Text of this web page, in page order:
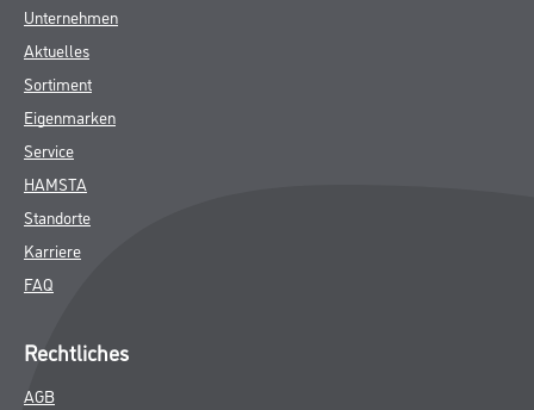
Unternehmen
Aktuelles
Sortiment
Eigenmarken
Service
HAMSTA
Standorte
Karriere
FAQ
Rechtliches
AGB